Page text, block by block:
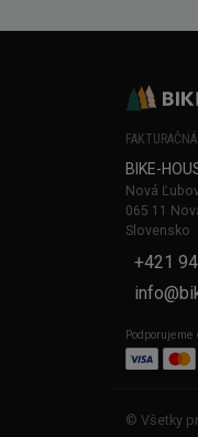
BIKE-
Nová
065 11
Slovensko
+421
© Všetky